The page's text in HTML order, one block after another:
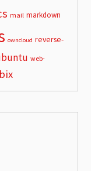
mail markdown
owncloud reverse-
web-